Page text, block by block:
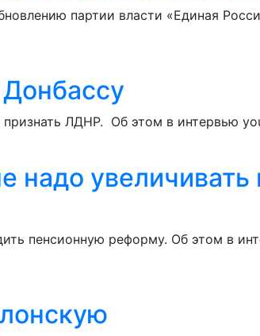
партии власти «Единая
ЛДНР. Об этом в интервью
надо
пенсионную реформу. Об этом в